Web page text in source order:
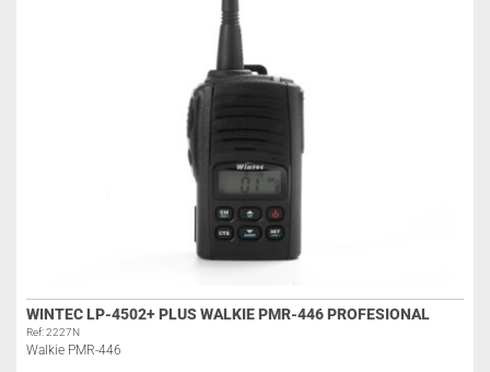
WINTEC LP-4502+ PLUS WALKIE PMR-446 PROFESIONAL
Ref: 2227N
Walkie PMR-446